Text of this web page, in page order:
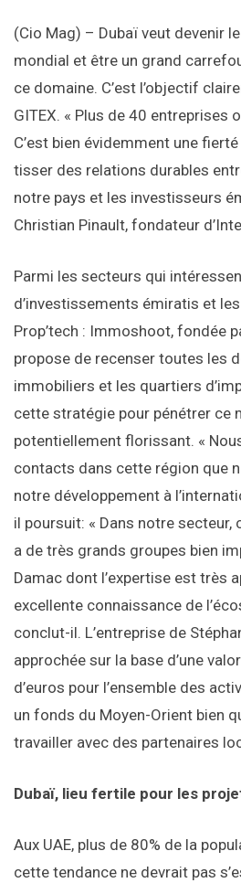
(Cio Mag) – Dubaï veut devenir
mondial et être un grand
ce domaine. C’est l’objectif
GITEX. « Plus de 40 entreprises
C’est bien évidemment une
tisser des relations durables
notre pays et les investisseurs
Christian Pinault, fondateur
Parmi les secteurs qui
d’investissements émiratis et
Prop’tech : Immoshoot, fondée
propose de recenser toutes les
immobiliers et les quartiers
cette stratégie pour pénétrer ce
potentiellement florissant. «
contacts dans cette région que
notre développement à
il poursuit: « Dans notre secteur,
a de très grands groupes bien
Damac dont l’expertise est très
excellente connaissance de
conclut-il. L’entreprise de
approchée sur la base d’une
d’euros pour l’ensemble des
un fonds du Moyen-Orient bien
travailler avec des partenaires
Dubaï, lieu fertile pour les
Aux UAE, plus de 80% de la
cette tendance ne devrait pas